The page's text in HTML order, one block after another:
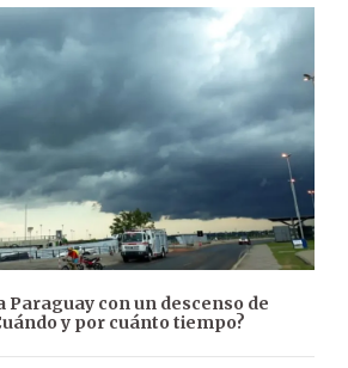
Paraguay con un descenso de
y por cuánto tiempo?